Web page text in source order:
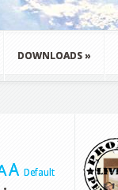
DOWNLOADS »
A Default